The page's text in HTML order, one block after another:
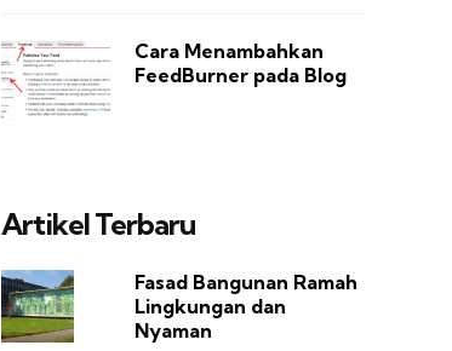
Cara Menambahkan
FeedBurner pada Blog
Artikel Terbaru
Fasad Bangunan Ramah
Lingkungan dan
Nyaman